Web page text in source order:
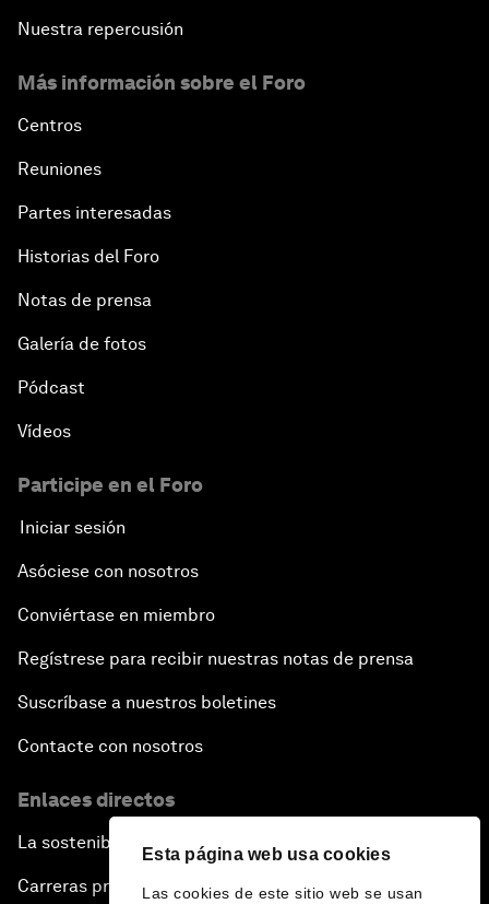
Esta página web usa cookies
Las cookies de este sitio web se usan
Nuestra repercusión
Más información sobre el Foro
Centros
Reuniones
Partes interesadas
Historias del Foro
Notas de prensa
Galería de fotos
Pódcast
Vídeos
Participe en el Foro
Iniciar sesión
Asóciese con nosotros
Conviértase en miembro
Regístrese para recibir nuestras notas de prensa
Suscríbase a nuestros boletines
Contacte con nosotros
Enlaces directos
La sostenibilidad en el Foro
Carreras profesionales